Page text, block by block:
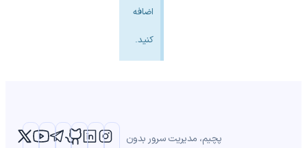
اضافه
کنید.
پچیم، مدیریت سرور بدون